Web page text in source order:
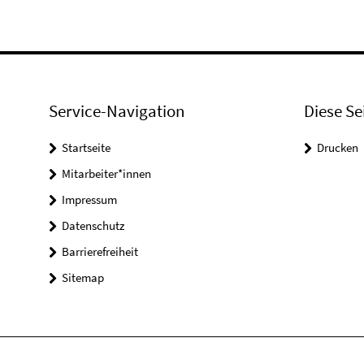
Service-Navigation
Startseite
Mitarbeiter*innen
Impressum
Datenschutz
Barrierefreiheit
Sitemap
Diese
Drucken